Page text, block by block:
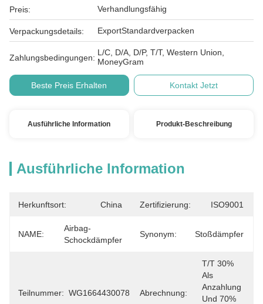
Preis: Verhandlungsfähig
Verpackungsdetails: ExportStandardverpacken
Zahlungsbedingungen:
L/C, D/A, D/P, T/T, Western Union,
MoneyGram
Beste Preis Erhalten Kontakt Jetzt
Ausführliche Information Produkt-Beschreibung
Ausführliche Information
Herkunftsort: China Zertifizierung: ISO9001
NAME:
Airbag-
Schockdämpfer
Synonym: Stoßdämpfer
Teilnummer: WG1664430078 Abrechnung:
T/T 30%
Als
Anzahlung
Und 70%